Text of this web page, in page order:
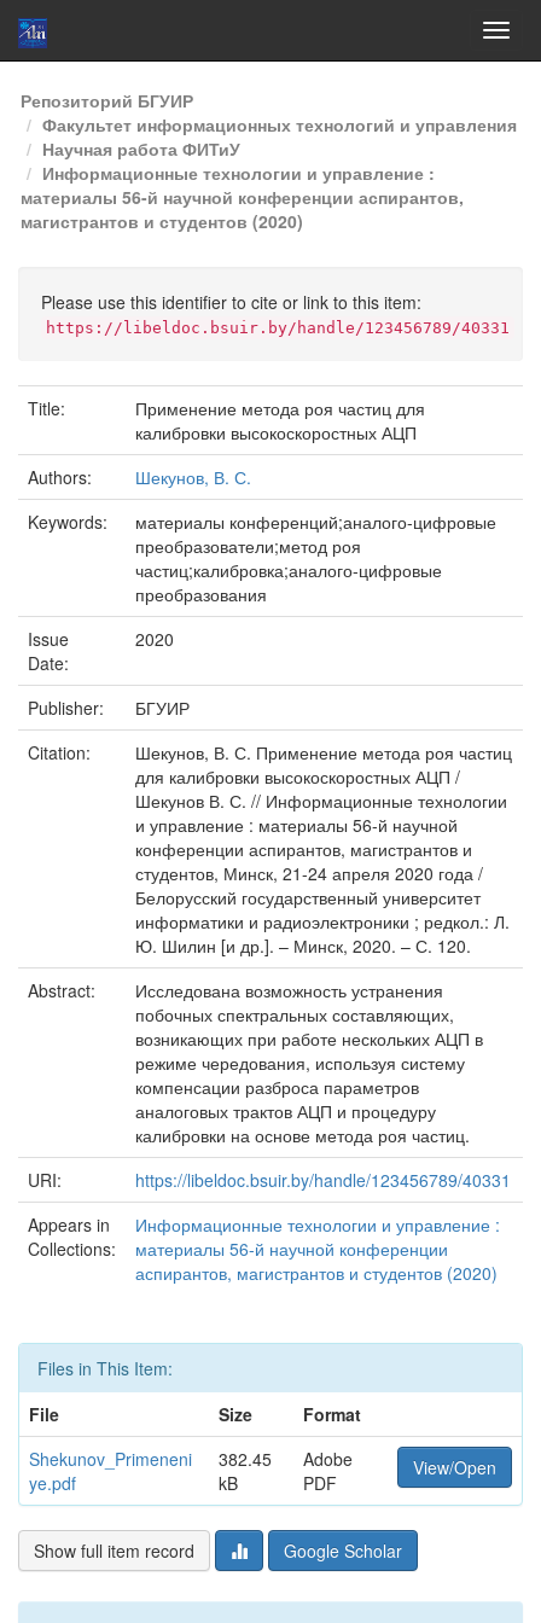
Skip
navigation
Репозиторий БГУИР
Факультет информационных технологий и управления
Научная работа ФИТиУ
Информационные технологии и управление :
материалы 56-й научной конференции аспирантов,
магистрантов и студентов (2020)
Please use this identifier to cite or link to this item:
https://libeldoc.bsuir.by/handle/123456789/40331
Title:
Применение метода роя частиц для
калибровки высокоскоростных АЦП
Authors:
Шекунов, В. С.
Keywords:
материалы конференций;аналого-цифровые
преобразователи;метод роя
частиц;калибровка;аналого-цифровые
преобразования
Issue
Date:
2020
Publisher:
БГУИР
Citation:
Шекунов, В. С. Применение метода роя частиц
для калибровки высокоскоростных АЦП /
Шекунов В. С. // Информационные технологии
и управление : материалы 56-й научной
конференции аспирантов, магистрантов и
студентов, Минск, 21-24 апреля 2020 года /
Белорусский государственный университет
информатики и радиоэлектроники ; редкол.: Л.
Ю. Шилин [и др.]. – Минск, 2020. – С. 120.
Abstract:
Исследована возможность устранения
побочных спектральных составляющих,
возникающих при работе нескольких АЦП в
режиме чередования, используя систему
компенсации разброса параметров
аналоговых трактов АЦП и процедуру
калибровки на основе метода роя частиц.
URI:
https://libeldoc.bsuir.by/handle/123456789/40331
Appears in
Collections:
Информационные технологии и управление :
материалы 56-й научной конференции
аспирантов, магистрантов и студентов (2020)
Files in This Item:
File
Size
Format
Shekunov_Primeneni
ye.pdf
382.45
kB
Adobe
PDF
View/Open
Show full item record Google Scholar